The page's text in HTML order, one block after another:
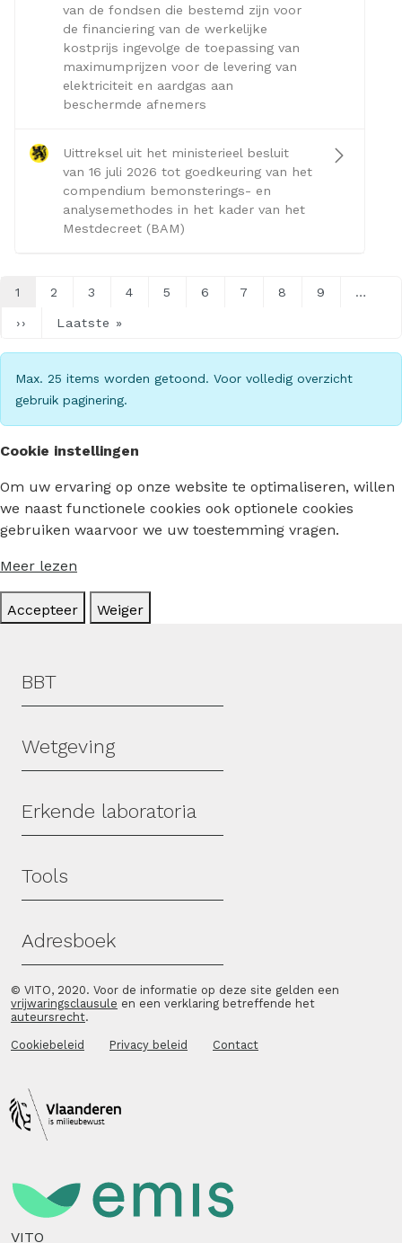
van de fondsen die bestemd zijn voor
de financiering van de werkelijke
kostprijs ingevolge de toepassing van
maximumprijzen voor de levering van
elektriciteit en aardgas aan
beschermde afnemers
Uittreksel uit het ministerieel besluit
van 16 juli 2026 tot goedkeuring van het
compendium bemonsterings- en
analysemethodes in het kader van het
Mestdecreet (BAM)
1 2 3 4 5 6 7 8 9 …
››
Volgende
Laatste »
Max. 25 items worden getoond. Voor volledig overzicht
gebruik paginering.
Cookie instellingen
Om uw ervaring op onze website te optimaliseren, willen
we naast functionele cookies ook optionele cookies
gebruiken waarvoor we uw toestemming vragen.
Meer lezen
Accepteer Weiger
Hoofdmenu
BBT
Wetgeving
Erkende laboratoria
Tools
Adresboek
© VITO, 2020. Voor de informatie op deze site gelden een
vrijwaringsclausule en een verklaring betreffende het
auteursrecht.
Cookiebeleid Privacy beleid Contact
VITO